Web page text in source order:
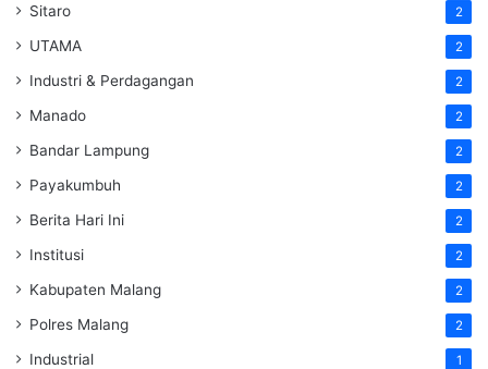
Sitaro 2
UTAMA 2
Industri & Perdagangan 2
Manado 2
Bandar Lampung 2
Payakumbuh 2
Berita Hari Ini 2
Institusi 2
Kabupaten Malang 2
Polres Malang 2
Industrial 1